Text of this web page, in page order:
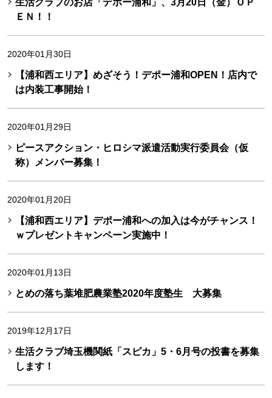
生活クラブのお店「デポー浦和」、3月20日（金）ＯＰ
ＥＮ！！
2020年01月30日
【浦和西エリア】めざそう！デポー浦和OPEN！店内で
は内装工事開始！
2020年01月29日
ピースアクション・ヒロシマ派遣活動実行委員会（仮
称）メンバー募集！
2020年01月20日
【浦和西エリア】デポー浦和への加入は今がチャンス！
ｗプレゼントキャンペーン実施中！
2020年01月13日
とめの落ち葉堆肥農業塾2020年度塾生 大募集
2019年12月17日
生活クラブ埼玉機関紙「スピカ」5・6月号の投書を募集
します！